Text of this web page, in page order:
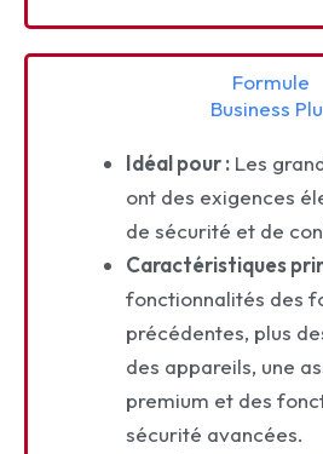
Formule
Business
Idéal pour : Les
ont des exigences
de sécurité et de
Caractéristiques
fonctionnalités des
précédentes, plus
des appareils, une
premium et des
sécurité avancées.